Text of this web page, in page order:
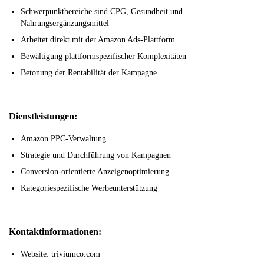
Schwerpunktbereiche sind CPG, Gesundheit und
Nahrungsergänzungsmittel
Arbeitet direkt mit der Amazon Ads-Plattform
Bewältigung plattformspezifischer Komplexitäten
Betonung der Rentabilität der Kampagne
Dienstleistungen:
Amazon PPC-Verwaltung
Strategie und Durchführung von Kampagnen
Conversion-orientierte Anzeigenoptimierung
Kategoriespezifische Werbeunterstützung
Kontaktinformationen:
Website: triviumco.com